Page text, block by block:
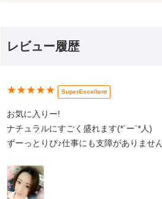
レビュー履歴
★★★★★ SuperExcellent
お気に入りー!
ナチュラルにすごく盛れます(*´ー`*人)
ずーっとりぴ♪仕事にも支障がありませ